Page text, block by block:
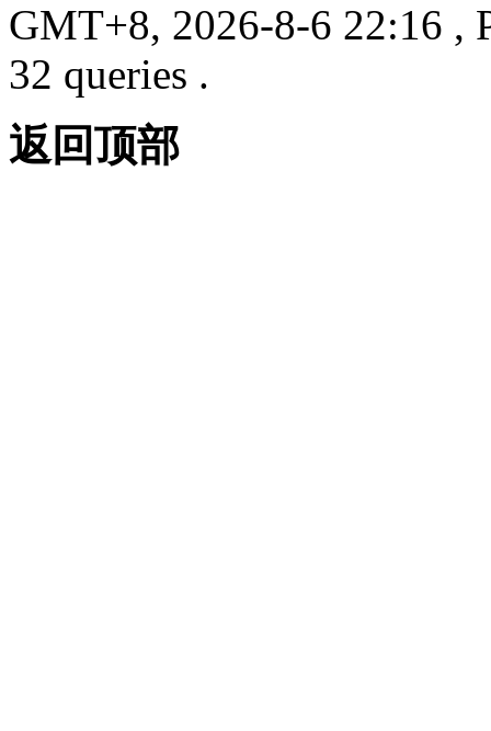
GMT+8, 2026-8-6 22:16 ,
32 queries .
返回顶部